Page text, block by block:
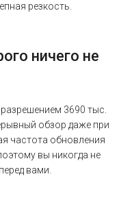
резкость.
ничего не
3690 тыс.
обзор даже при
частота обновления
вы никогда не
вами.